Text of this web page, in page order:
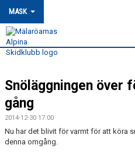
MASK
MASK-NYHETER
OM MASK
MEDLEMSSKAP
Snöläggningen över
gång
2014-12-30 17:00
Nu har det blivit för varmt för att köra
denna omgång.